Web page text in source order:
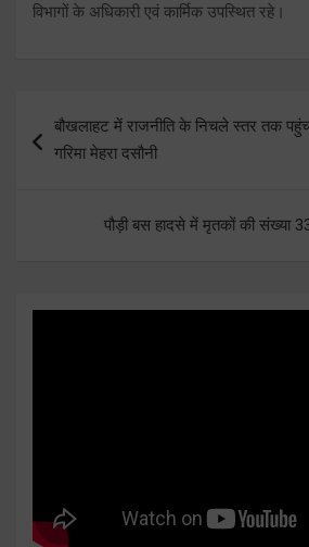
विभागों के अधिकारी एवं कार्मिक उपस्थित रहे।
navigation
बौखलाहट में राजनीति के निचले स्तर तक पहुंच
गरिमा मेहरा दसौनी
पौड़ी बस हादसे में मृतकों की संख्या